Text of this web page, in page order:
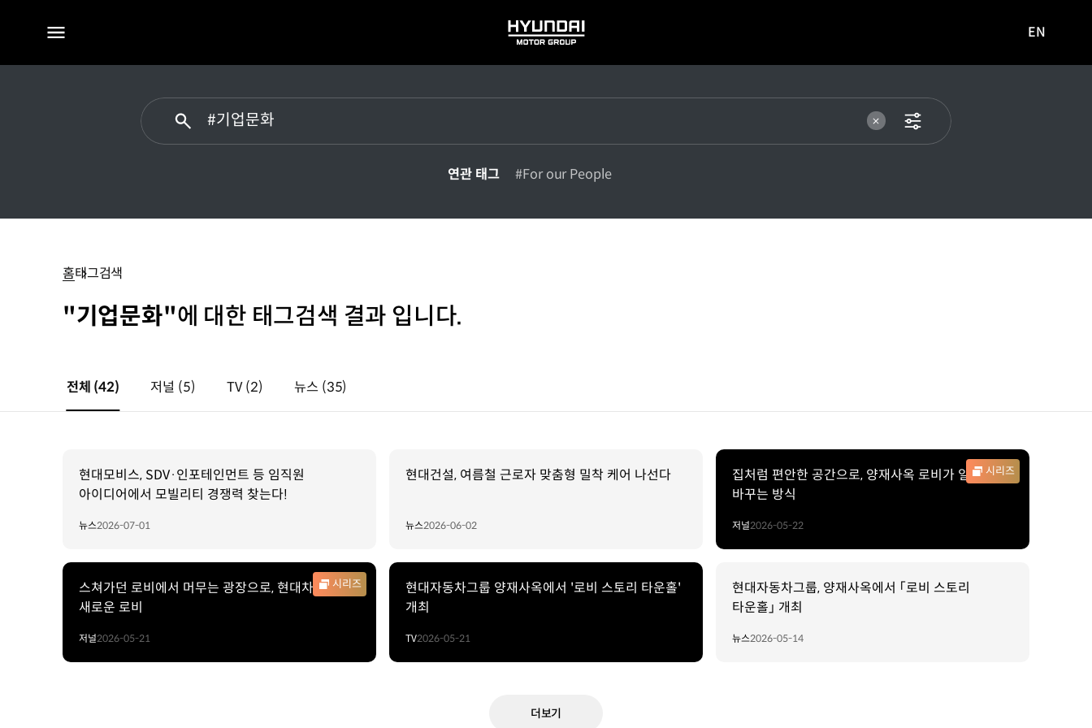
전체
HYUNDAI
MOTOR
사이트로
EN
연관 태그 #For our People
홈태그검색
"기업문화"에 대한 태그검색 결과 입니다.
전체 (42) 저널 (5) TV(2) 뉴스 (35)
현대모비스, SDV·인포테인먼트 등 임직원
아이디어에서 모빌리티 경쟁력 찾는다!
뉴스2026-07-01
현대건설, 여름철 근로자 맞춤형 밀착 케어 나선다
뉴스2026-06-02
시리즈
집처럼 편안한 공간으로, 양재사옥 로비가 일상을
바꾸는 방식
저널2026-05-22
시리즈
스쳐가던 로비에서 머무는 광장으로, 현대차그룹의
새로운 로비
저널2026-05-21
현대자동차그룹 양재사옥에서 '로비 스토리 타운홀'
개최
TV2026-05-21
현대자동차그룹, 양재사옥에서 「로비 스토리
타운홀」 개최
뉴스2026-05-14
더보기